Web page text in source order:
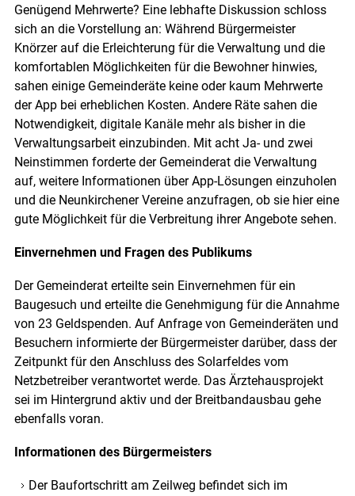
Genügend Mehrwerte? Eine lebhafte Diskussion schloss
sich an die Vorstellung an: Während Bürgermeister
Knörzer auf die Erleichterung für die Verwaltung und die
komfortablen Möglichkeiten für die Bewohner hinwies,
sahen einige Gemeinderäte keine oder kaum Mehrwerte
der App bei erheblichen Kosten. Andere Räte sahen die
Notwendigkeit, digitale Kanäle mehr als bisher in die
Verwaltungsarbeit einzubinden. Mit acht Ja- und zwei
Neinstimmen forderte der Gemeinderat die Verwaltung
auf, weitere Informationen über App-Lösungen einzuholen
und die Neunkirchener Vereine anzufragen, ob sie hier eine
gute Möglichkeit für die Verbreitung ihrer Angebote sehen.
Einvernehmen und Fragen des Publikums
Der Gemeinderat erteilte sein Einvernehmen für ein
Baugesuch und erteilte die Genehmigung für die Annahme
von 23 Geldspenden. Auf Anfrage von Gemeinderäten und
Besuchern informierte der Bürgermeister darüber, dass der
Zeitpunkt für den Anschluss des Solarfeldes vom
Netzbetreiber verantwortet werde. Das Ärztehausprojekt
sei im Hintergrund aktiv und der Breitbandausbau gehe
ebenfalls voran.
Informationen des Bürgermeisters
Der Baufortschritt am Zeilweg befindet sich im